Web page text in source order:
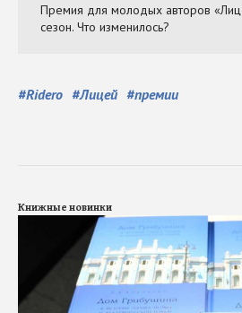
#Ridero #Лицей #премии
Книжные новинки